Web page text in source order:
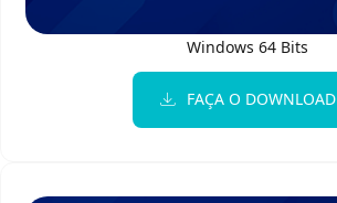
Windows 64 Bits
FAÇA O DOWNLOAD